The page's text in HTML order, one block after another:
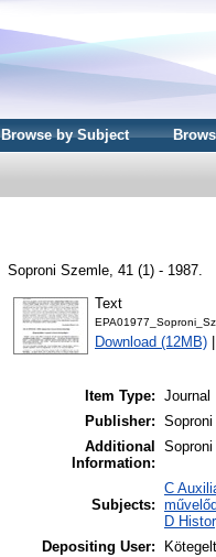
Browse by Subject
Soproni Szemle, 41 (1) - 1987.
Text
Download (12MB)
Item Type: Journal
Publisher:
Additional
Information:
Subjects:
C
D
Depositing User: